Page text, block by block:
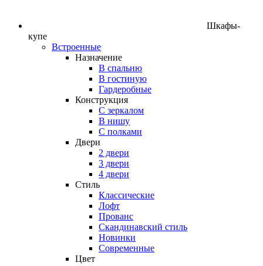
Шкафы-
купе
Встроенные
Назначение
В спальню
В гостиную
Гардеробные
Конструкция
C зеркалом
В нишу
С полками
Двери
2 двери
3 двери
4 двери
Стиль
Классические
Лофт
Прованс
Скандинавский стиль
Новинки
Современные
Цвет